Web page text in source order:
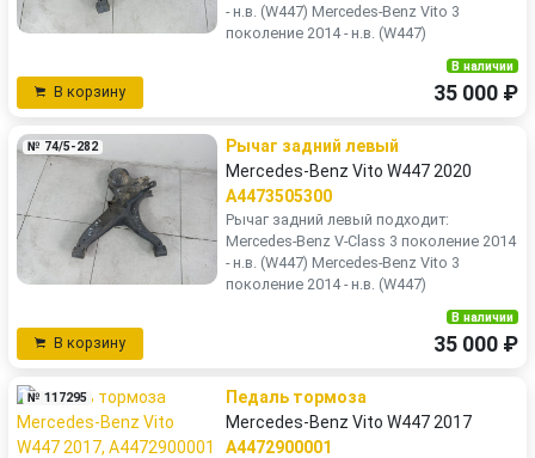
- н.в. (W447) Mercedes-Benz Vito 3
поколение 2014 - н.в. (W447)
В корзину
В наличии
35 000 ₽
№ 74/5-282
Рычаг задний левый
Mercedes-Benz Vito W447 2020
A4473505300
Рычаг задний левый подходит:
Mercedes-Benz V-Class 3 поколение 2014
- н.в. (W447) Mercedes-Benz Vito 3
поколение 2014 - н.в. (W447)
В корзину
В наличии
35 000 ₽
№ 117295
Педаль тормоза
Mercedes-Benz Vito W447 2017
A4472900001